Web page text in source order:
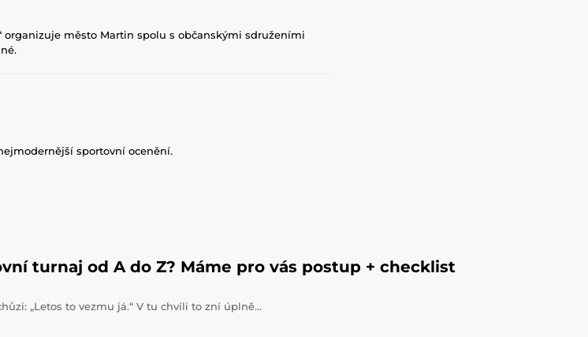
organizuje město Martin spolu s občanskými sdruženími
sportovní ocenění.
turnaj od A do Z? Máme pro vás postup + checklist
„Letos to vezmu já.“ V tu chvíli to zní úplně…